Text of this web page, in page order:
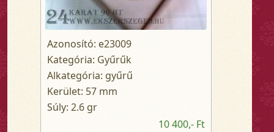
Azonosító: e23009
Kategória: Gyűrűk
Alkategória: gyűrű
Kerület: 57 mm
Súly: 2.6 gr
10 400,- Ft